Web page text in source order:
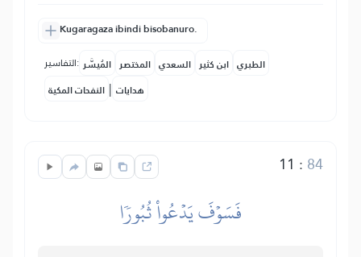
Kugaragaza ibindi bisobanuro.
التفاسير: المُيسَّر المختصر السعدي ابن كثير الطبري
النفحات المكية | هدايات
11 : 84
فَسَوۡفَ يَدۡعُواْ ثُبُورٗا